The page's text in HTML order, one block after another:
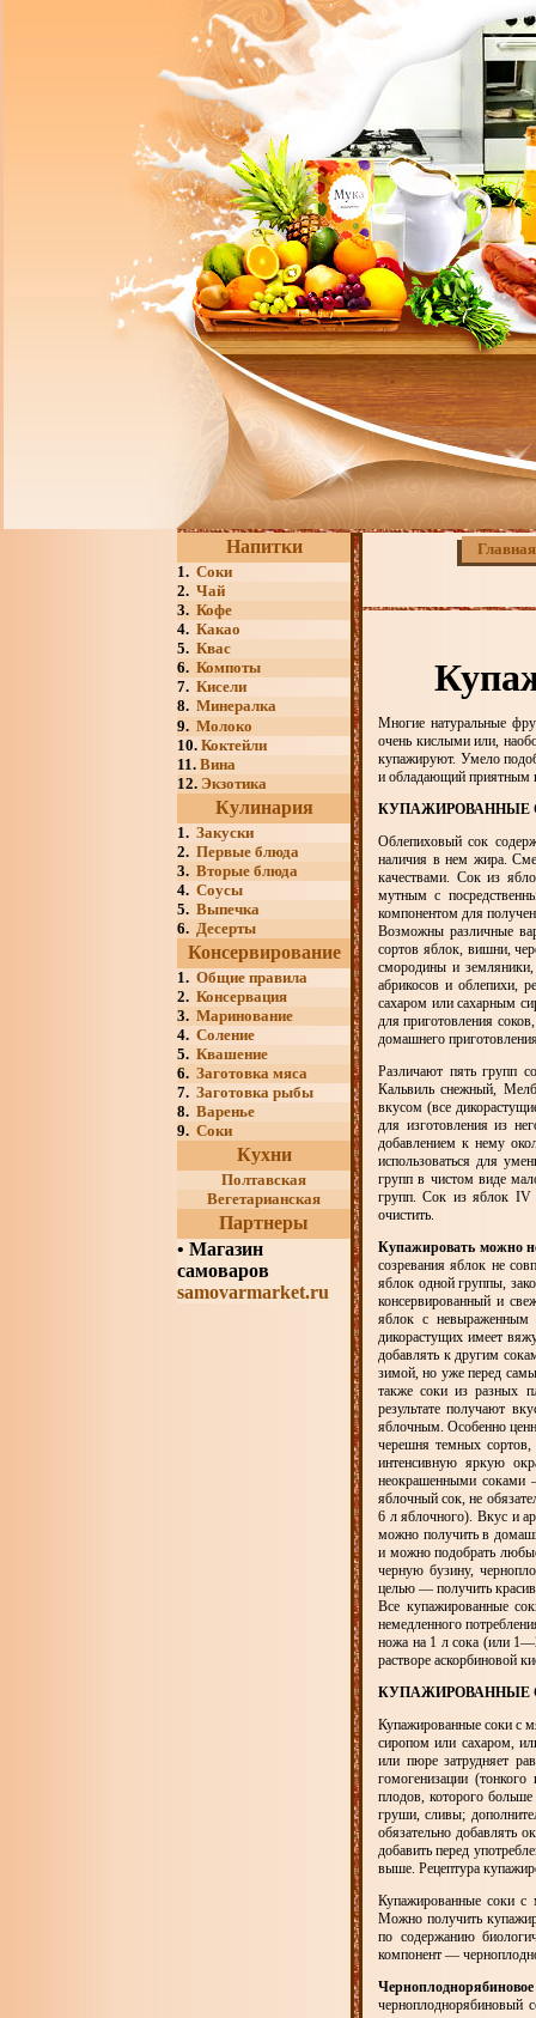
Напитки
1. Соки
2. Чай
3. Кофе
4. Какао
5. Квас
6. Компоты
7. Кисели
8. Минералка
9. Молоко
10. Коктейли
11. Вина
12. Экзотика
Кулинария
1. Закуски
2. Первые блюда
3. Вторые блюда
4. Соусы
5. Выпечка
6. Десерты
Консервирование
1. Общие правила
2. Консервация
3. Маринование
4. Соление
5. Квашение
6. Заготовка мяса
7. Заготовка рыбы
8. Варенье
9. Соки
Кухни
Полтавская
Вегетарианская
Партнеры
• Магазин
самоваров
samovarmarket.ru
Главная
Многие натуральные
очень кислыми или,
купажируют. Умело
и обладающий приятным
КУПАЖИРОВАННЫЕ
Облепиховый сок
наличия в нем жира.
качествами. Сок из
мутным с
компонентом для
Возможны различные
сортов яблок, вишни,
смородины и
абрикосов и облепихи,
сахаром или сахарным
для приготовления
домашнего
Различают пять групп
Кальвиль снежный,
вкусом (все
для изготовления из
добавлением к нему
использоваться для
групп в чистом виде
групп. Сок из яблок IV
очистить.
Купажировать можно
созревания яблок не
яблок одной группы,
консервированный и
яблок с
дикорастущих имеет
добавлять к другим
зимой, но уже перед
также соки из разных
результате получают
яблочным. Особенно
черешня темных
интенсивную яркую
неокрашенными
яблочный сок, не
6 л яблочного). Вкус и
можно получить в
и можно подобрать
черную бузину,
целью — получить
Все купажированные
немедленного
ножа на 1 л сока (или
растворе аскорбиновой
КУПАЖИРОВАННЫЕ
Купажированные соки с
сиропом или сахаром,
или пюре затрудняет
гомогенизации
плодов, которого
груши, сливы;
обязательно добавлять
добавить перед
выше. Рецептура
Купажированные соки с
Можно получить
по содержанию
компонент —
черноплоднорябиновый